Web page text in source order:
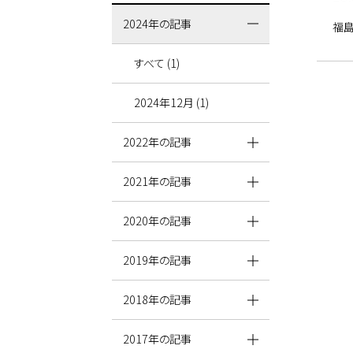
福
2024年の記事
すべて (1)
2024年12月 (1)
2022年の記事
2021年の記事
2020年の記事
2019年の記事
2018年の記事
2017年の記事